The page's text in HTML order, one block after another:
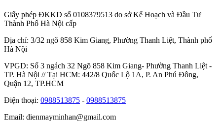
Giấy phép ĐKKD số 0108379513 do sở Kế Hoạch và Đầu Tư
Thành Phố Hà Nội cấp
Địa chỉ: 3/32 ngõ 858 Kim Giang, Phường Thanh Liệt, Thành phố
Hà Nội
VPGD: Số 3 ngách 32 Ngõ 858 Kim Giang- Phường Thanh Liệt -
TP. Hà Nội // Tại HCM: 442/8 Quốc Lộ 1A, P. An Phú Đông,
Quận 12, TP.HCM
Điện thoại: 0988513875 - 0988513875
Email: dienmayminhan@gmail.com